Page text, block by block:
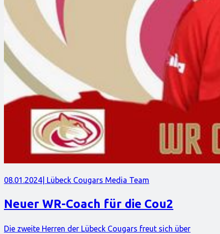
08.01.2024 | Lübeck Cougars Media Team
Neuer WR-Coach für die Cou2
Die zweite Herren der Lübeck Cougars freut sich über